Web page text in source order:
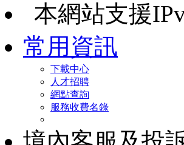
本網站支援
常用資訊
下載中心
人才招聘
網點查詢
服務收費名錄